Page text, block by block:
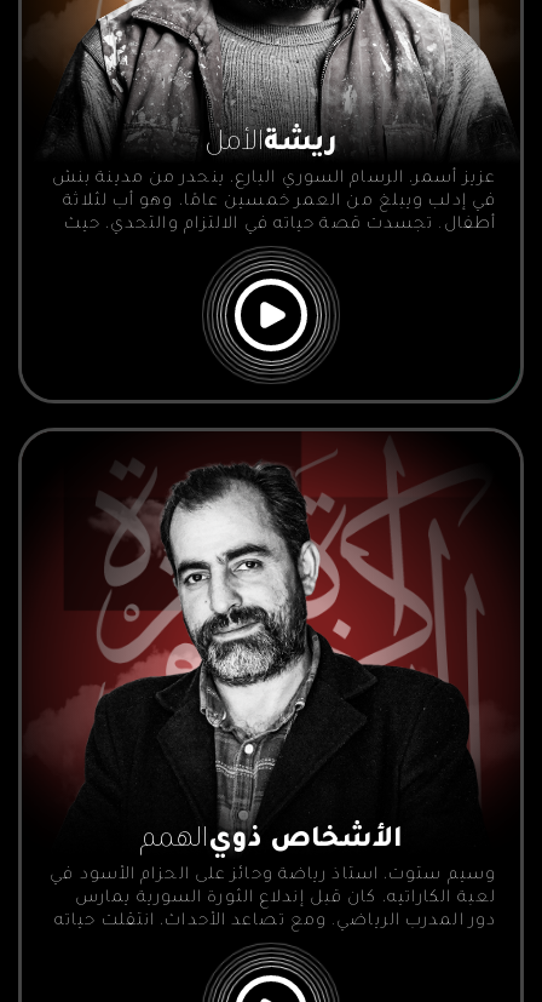
ريشةالأمل
عزيز أسمر، الرسام السوري البارع، ينحدر من مدينة بنش
في إدلب ويبلغ من العمر خمسين عامًا، وهو أب لثلاثة
أطفال. تجسدت قصة حياته في الالتزام والتحدي، حيث
اضطر لمزج بين العمل والدراسة لتأمين حياة كريمة
لعائلته في ظل الظروف المالية الصعبة.
الأشخاص ذويالهمم
وسيم ستوت، استاذ رياضة وحائز على الحزام الأسود في
لعبة الكاراتيه، كان قبل إندلاع الثورة السورية يمارس
دور المدرب الرياضي. ومع تصاعد الأحداث، انتقلت حياته